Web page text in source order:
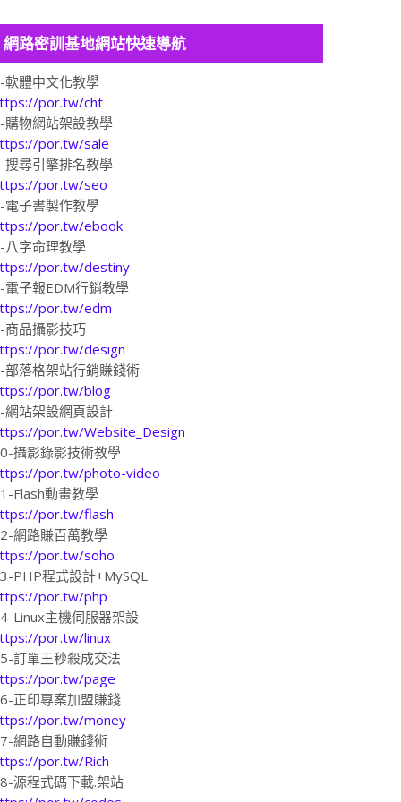
網路密訓基地網站快速導航
軟體中文化教學
por.tw/cht
購物網站架設教學
por.tw/sale
搜尋引擎排名教學
por.tw/seo
電子書製作教學
por.tw/ebook
八字命理教學
por.tw/destiny
電子報EDM行銷教學
por.tw/edm
商品攝影技巧
por.tw/design
部落格架站行銷賺錢術
por.tw/blog
網站架設網頁設計
por.tw/Website_Design
攝影錄影技術教學
por.tw/photo-video
Flash動畫教學
por.tw/flash
網路賺百萬教學
por.tw/soho
PHP程式設計+MySQL
por.tw/php
Linux主機伺服器架設
por.tw/linux
訂單王秒殺成交法
por.tw/page
正印專案加盟賺錢
por.tw/money
網路自動賺錢術
por.tw/Rich
源程式碼下載.架站